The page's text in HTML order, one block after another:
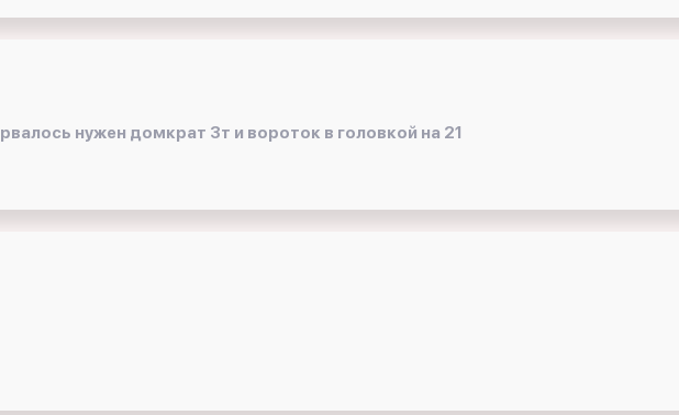
нужен домкрат 3т и вороток в головкой на 21